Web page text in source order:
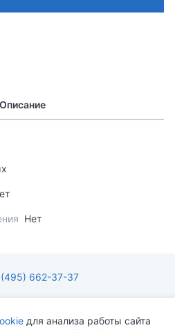
Описание
Нет
(495) 662-37-37
для анализа работы сайта